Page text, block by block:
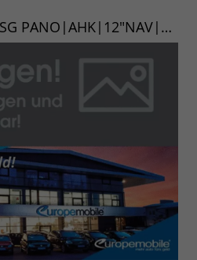
(D9) 1.5 TSI 150 PS DSG PANO|AHK|12"NAV|KEY|E.HECK|KAM|XL|WINTER|UVM.